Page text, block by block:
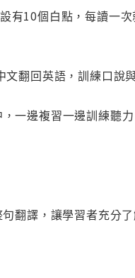
有10個白點，每讀一
翻回英語，訓練口說
一邊複習一邊訓練聽力
翻譯，讓學習者充分